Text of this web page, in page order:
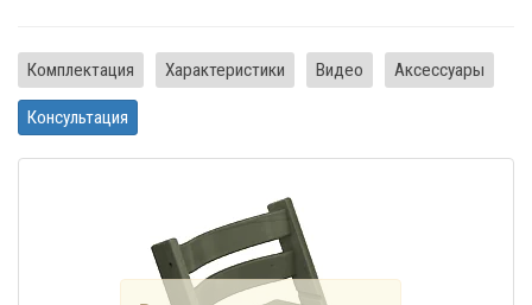
Комплектация Характеристики Видео Аксессуары
Консультация